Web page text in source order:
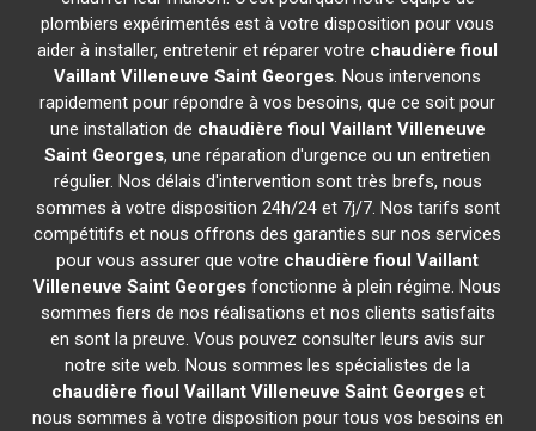
plombiers expérimentés est à votre disposition pour vous
aider à installer, entretenir et réparer votre chaudière fioul
Vaillant Villeneuve Saint Georges. Nous intervenons
rapidement pour répondre à vos besoins, que ce soit pour
une installation de chaudière fioul Vaillant Villeneuve
Saint Georges, une réparation d'urgence ou un entretien
régulier. Nos délais d'intervention sont très brefs, nous
sommes à votre disposition 24h/24 et 7j/7. Nos tarifs sont
compétitifs et nous offrons des garanties sur nos services
pour vous assurer que votre chaudière fioul Vaillant
Villeneuve Saint Georges fonctionne à plein régime. Nous
sommes fiers de nos réalisations et nos clients satisfaits
en sont la preuve. Vous pouvez consulter leurs avis sur
notre site web. Nous sommes les spécialistes de la
chaudière fioul Vaillant Villeneuve Saint Georgeset
nous sommes à votre disposition pour tous vos besoins en